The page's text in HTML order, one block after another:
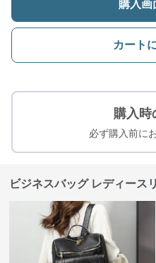
購入画
カート
購入時
必ず購入前に
ビジネスバッグ レディース